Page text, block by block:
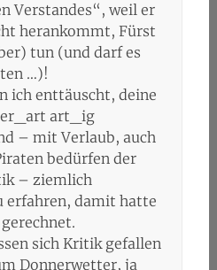
Verstandes“, weil er
herankommt, Fürst
tun (und darf es
…)!
ich enttäuscht, deine
art_ig
– mit Verlaub, auch
bedürfen der
– ziemlich
erfahren, damit hatte
sich Kritik gefallen
Donnerwetter, ja